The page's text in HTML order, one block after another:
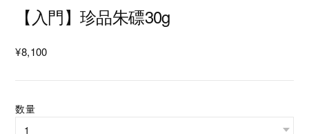
【入門】珍品朱磦30g
¥8,100
数量